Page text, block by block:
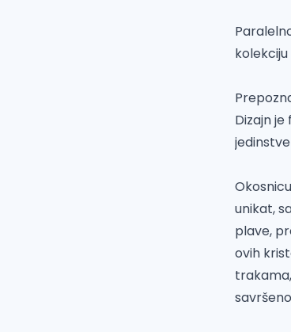
Dizajn
unikat,
plave,
ovih